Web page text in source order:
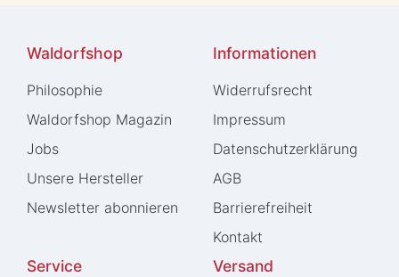
Waldorfshop
Philosophie
Waldorfshop Magazin
Jobs
Unsere Hersteller
Newsletter abonnieren
Informationen
Widerrufs­recht
Impressum
Daten­schutz­erklärung
AGB
Barrierefreiheit
Kontakt
Service Versand